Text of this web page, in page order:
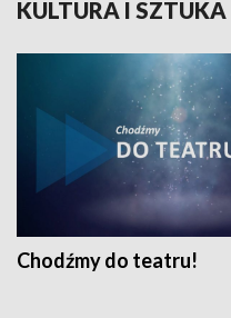
KULTURA I SZTUKA
Chodźmy do teatru!